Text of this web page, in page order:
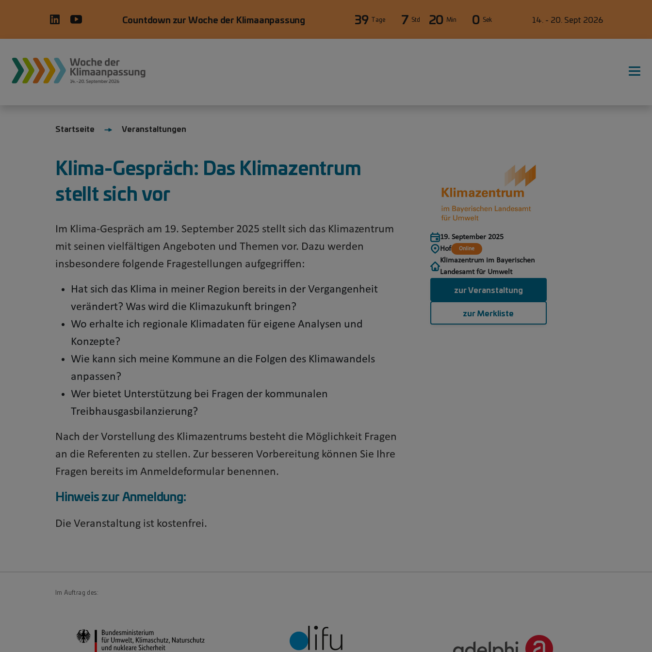
Countdown zur Woche der Klimaanpassung 39 Tage 7 Std 20 Min 0 Sek 14. - 20. Sept 2026
Startseite Veranstaltungen
Klima-Gespräch: Das Klimazentrum
stellt sich vor
Im Klima-Gespräch am 19. September 2025 stellt sich das Klimazentrum
mit seinen vielfältigen Angeboten und Themen vor. Dazu werden
insbesondere folgende Fragestellungen aufgegriffen:
Hat sich das Klima in meiner Region bereits in der Vergangenheit
verändert? Was wird die Klimazukunft bringen?
Wo erhalte ich regionale Klimadaten für eigene Analysen und
Konzepte?
Wie kann sich meine Kommune an die Folgen des Klimawandels
anpassen?
Wer bietet Unterstützung bei Fragen der kommunalen
Treibhausgasbilanzierung?
Nach der Vorstellung des Klimazentrums besteht die Möglichkeit Fragen
an die Referenten zu stellen. Zur besseren Vorbereitung können Sie Ihre
Fragen bereits im Anmeldeformular benennen.
Hinweis zur Anmeldung:
Die Veranstaltung ist kostenfrei.
19. September 2025
Hof
Online
Klimazentrum im Bayerischen
Landesamt für Umwelt
zur Veranstaltung
zur Merkliste
Im Auftrag des: